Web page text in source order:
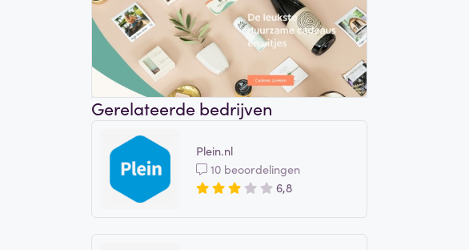
Gerelateerde bedrijven
Plein.nl
10 beoordelingen
6,8